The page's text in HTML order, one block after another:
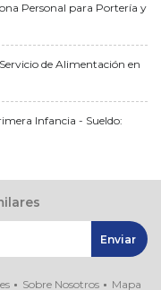
Personal para Portería y
de Alimentación en
Infancia - Sueldo:
Sobre Nosotros Mapa